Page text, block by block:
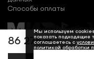
86 275 ₽
Способы оплаты
Мы используем
показать подходящие
соглашаетесь с
политикой обработки